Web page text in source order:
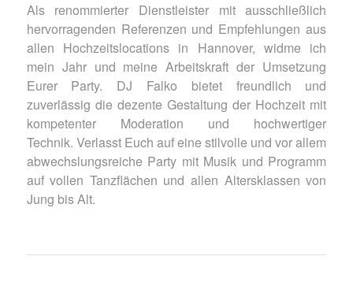
Als renommierter Dienstleister mit ausschließlich
hervorragenden Referenzen und Empfehlungen aus
allen Hochzeitslocations in Hannover, widme ich
mein Jahr und meine Arbeitskraft der Umsetzung
Eurer Party. DJ Falko bietet freundlich und
zuverlässig die dezente Gestaltung der Hochzeit mit
kompetenter Moderation und hochwertiger
Technik. Verlasst Euch auf eine stilvolle und vor allem
abwechslungsreiche Party mit Musik und Programm
auf vollen Tanzflächen und allen Altersklassen von
Jung bis Alt.